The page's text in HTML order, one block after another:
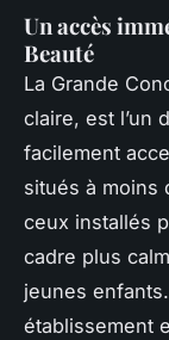
Un accès
Beauté
La Grande
claire, est l’un
facilement
situés à moins
ceux installés
cadre plus
jeunes
établissement